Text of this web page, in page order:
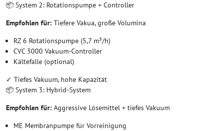
📦 System 2: Rotationspumpe + Controller
Empfohlen für: Tiefere Vakua, große Volumina
RZ 6 Rotationspumpe (5,7 m³/h)
CVC 3000 Vakuum-Controller
Kältefalle (optional)
✓ Tiefes Vakuum, hohe Kapazität
📦 System 3: Hybrid-System
Empfohlen für: Aggressive Lösemittel + tiefes Vakuum
ME Membranpumpe für Vorreinigung